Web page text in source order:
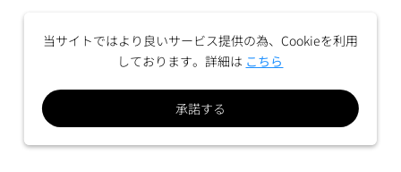
当サイトではより良いサービス提供の為、Cookieを利用
しております。詳細は こちら
承諾する